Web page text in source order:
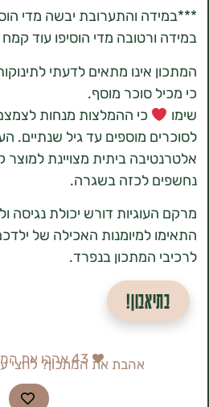
והתערובת יבשה מדי הוסיפו עוד
מדי הוסיפו עוד קמח שיבולת
מתאים לדעתי לתינוקות. הן
סוכר מוסף.
כי ההמלצות מנחות לצמצם
מוספים עד גיל שנתיים. העוגיות
ביתית מצויינת למוצר קנוי,
לכזה בשגרה.
דורש יכולת נגיסה ולעיסה.
האכילה של ילדכם ושימו
בנפרד.
43אהבו את המתכון הזה
אהבת את המתכון? לחצי על הלב